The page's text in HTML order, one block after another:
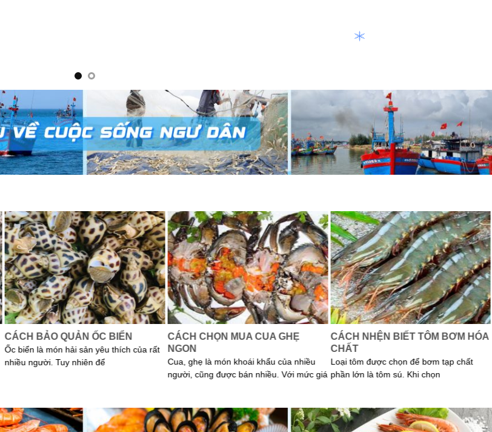
CÁCH BẢO QUẢN ỐC BIỂN
Ốc biển là món hải sản yêu thích của rất
nhiều người. Tuy nhiên để
CÁCH CHỌN MUA CUA GHẸ
NGON
Cua, ghẹ là món khoái khẩu của nhiều
người, cũng được bán nhiều. Với mức giá
CÁCH NHỆN BIẾT TÔM BƠM HÓA
CHẤT
Loại tôm được chọn để bơm tạp chất
phần lớn là tôm sú. Khi chọn